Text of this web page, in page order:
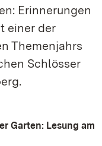
Erinnerungen
einer der
Themenjahrs
Schlösser
Garten: Lesung am